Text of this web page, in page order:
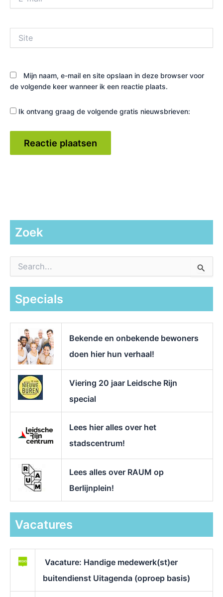
mail*
Mijn naam, e-mail en site opslaan in deze browser voor
de volgende keer wanneer ik een reactie plaats.
Ik ontvang graag de volgende gratis nieuwsbrieven:
Zoek
a
Specials
Bekende en onbekende bewoners
doen hier hun verhaal!
Viering 20 jaar Leidsche Rijn
special
Lees hier alles over het
stadscentrum!
Lees alles over RAUM op
Berlijnplein!
Vacatures
Vacature: Handige medewerk(st)er
buitendienst Uitagenda (oproep basis)